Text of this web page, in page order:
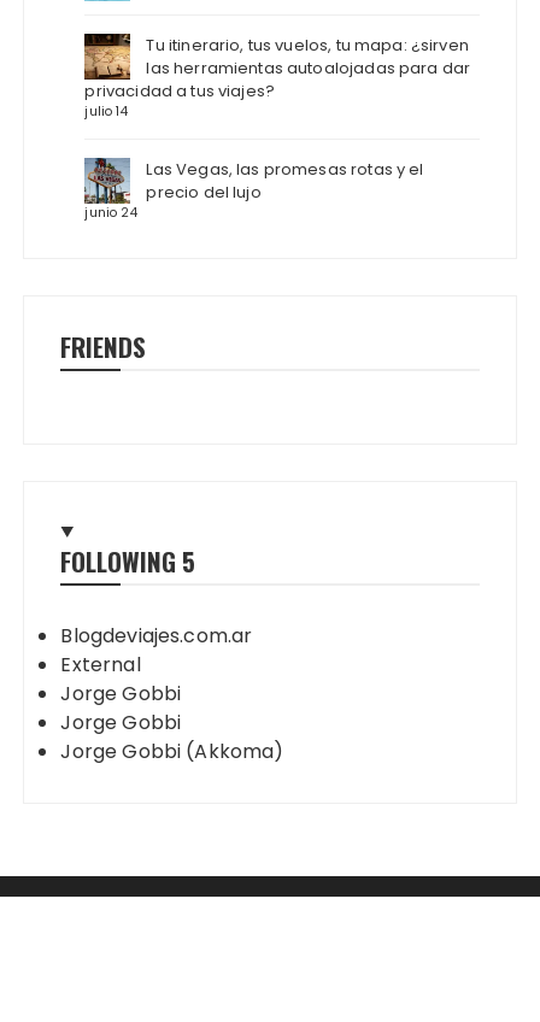
Tu itinerario, tus vuelos, tu mapa: ¿sirven
las herramientas autoalojadas para dar
privacidad a tus viajes?
julio 14
Las Vegas, las promesas rotas y el
precio del lujo
junio 24
FRIENDS
FOLLOWING 5
Blogdeviajes.com.ar
External
Jorge Gobbi
Jorge Gobbi
Jorge Gobbi (Akkoma)